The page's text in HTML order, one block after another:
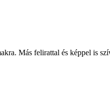
Más felirattal és képpel is